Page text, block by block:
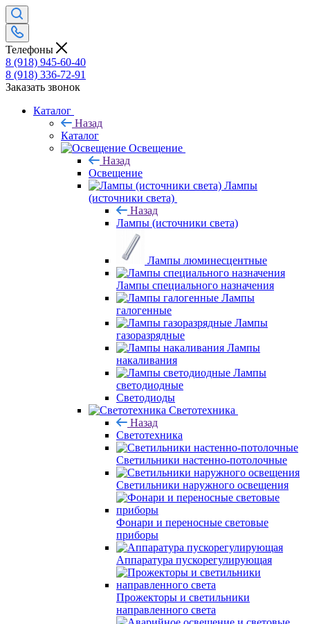
Телефоны
8 (918) 945-60-40
8 (918) 336-72-91
Заказать звонок
Каталог
Назад
Каталог
Освещение
Назад
Освещение
Лампы
(источники света)
Назад
Лампы (источники света)
Лампы люминесцентные
Лампы специального назначения
Лампы
галогенные
Лампы
газоразрядные
Лампы
накаливания
Лампы
светодиодные
Светодиоды
Светотехника
Назад
Светотехника
Светильники настенно-потолочные
Светильники наружного освещения
Фонари и переносные световые
приборы
Аппаратура пускорегулирующая
Прожекторы и светильники
направленного света